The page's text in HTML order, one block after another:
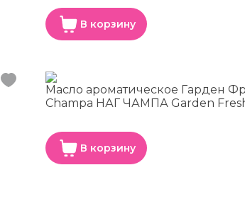
В корзину
Масло ароматическое Гарден
Champa НАГ ЧАМПА Garden
В корзину